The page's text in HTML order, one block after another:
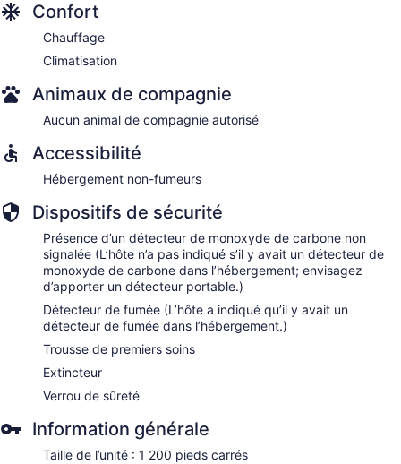
Confort
Chauffage
Climatisation
Animaux de compagnie
Aucun animal de compagnie autorisé
Accessibilité
Hébergement non-fumeurs
Dispositifs de sécurité
Présence d’un détecteur de monoxyde de carbone non
signalée (L’hôte n’a pas indiqué s’il y avait un détecteur de
monoxyde de carbone dans l’hébergement; envisagez
d’apporter un détecteur portable.)
Détecteur de fumée (L’hôte a indiqué qu’il y avait un
détecteur de fumée dans l’hébergement.)
Trousse de premiers soins
Extincteur
Verrou de sûreté
Information générale
Taille de l’unité : 1 200 pieds carrés